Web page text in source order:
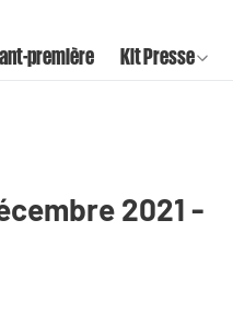
première Kit Presse
2021 -